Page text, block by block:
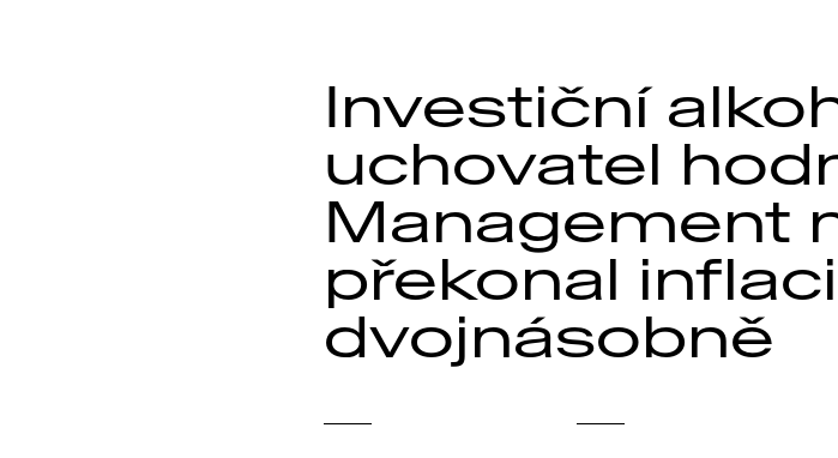
Investiční
uchovatel
Management
překonal
dvojnásobně